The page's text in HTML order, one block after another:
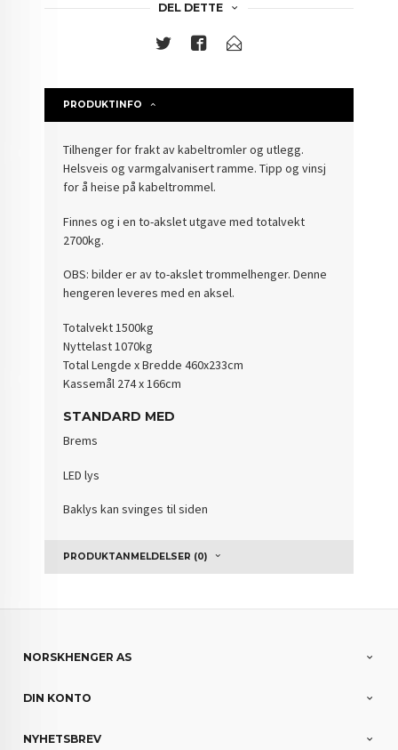
DEL DETTE
PRODUKTINFO
Tilhenger for frakt av kabeltromler og utlegg.
Helsveis og varmgalvanisert ramme. Tipp og vinsj
for å heise på kabeltrommel.
Finnes og i en to-akslet utgave med totalvekt
2700kg.
OBS: bilder er av to-akslet trommelhenger. Denne
hengeren leveres med en aksel.
Totalvekt 1500kg
Nyttelast 1070kg
Total Lengde x Bredde 460x233cm
Kassemål 274 x 166cm
STANDARD MED
Brems
LED lys
Baklys kan svinges til siden
PRODUKTANMELDELSER (0)
NORSKHENGER AS
DIN KONTO
NYHETSBREV